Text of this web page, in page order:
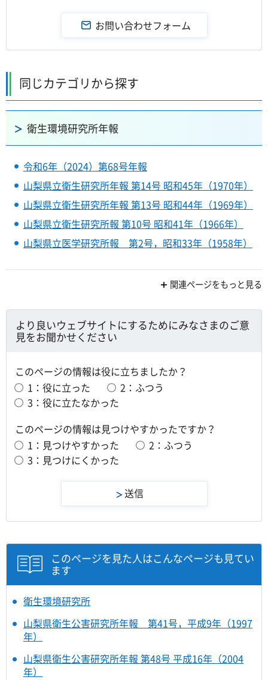
同じカテゴリから探す
衛生環境研究所年報
令和6年（2024）第68号年報
山梨県立衛生研究所年報 第14号 昭和45年（1970年）
山梨県立衛生研究所年報 第13号 昭和44年（1969年）
山梨県立衛生研究所報 第10号 昭和41年（1966年）
山梨県立医学研究所報 第2号，昭和33年（1958年）
関連ページをもっと見る
より良いウェブサイトにするためにみなさまのご意
見をお聞かせください
このページの情報は役に立ちましたか？
1：役に立った
2：ふつう
3：役に立たなかった
このページの情報は見つけやすかったですか？
1：見つけやすかった
2：ふつう
3：見つけにくかった
このページを見た人はこんなページも見てい
ます
衛生環境研究所
山梨県衛生公害研究所年報 第41号，平成9年（1997
年）
山梨県衛生公害研究所年報 第48号 平成16年（2004
年）